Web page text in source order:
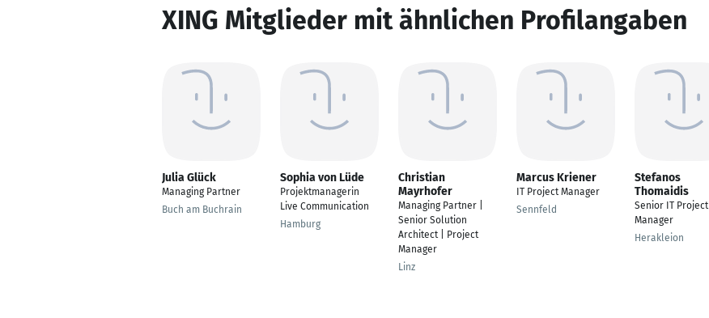
XING Mitglieder mit ähnlichen Profilangaben
Julia Glück
Managing Partner
Buch am Buchrain
Sophia von Lüde
Projektmanagerin
Live Communication
Hamburg
Christian
Mayrhofer
Managing Partner |
Senior Solution
Architect | Project
Manager
Linz
Marcus Kriener
IT Project Manager
Sennfeld
Stefanos
Thomaidis
Senior IT Project
Manager
Herakleion